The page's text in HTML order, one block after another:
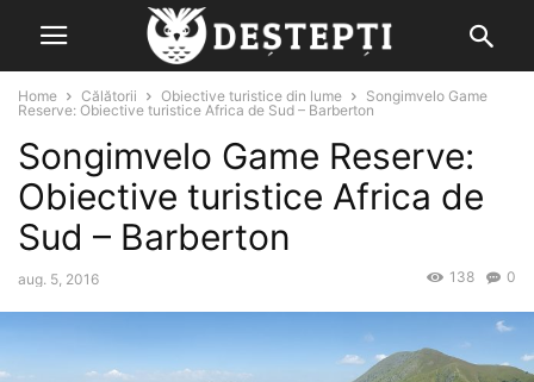
Home Călătorii Obiective turistice din lume
Songimvelo Game
Reserve: Obiective turistice Africa de Sud – Barberton
Songimvelo Game Reserve:
Obiective turistice Africa de
Sud – Barberton
aug. 5, 2016 0
138